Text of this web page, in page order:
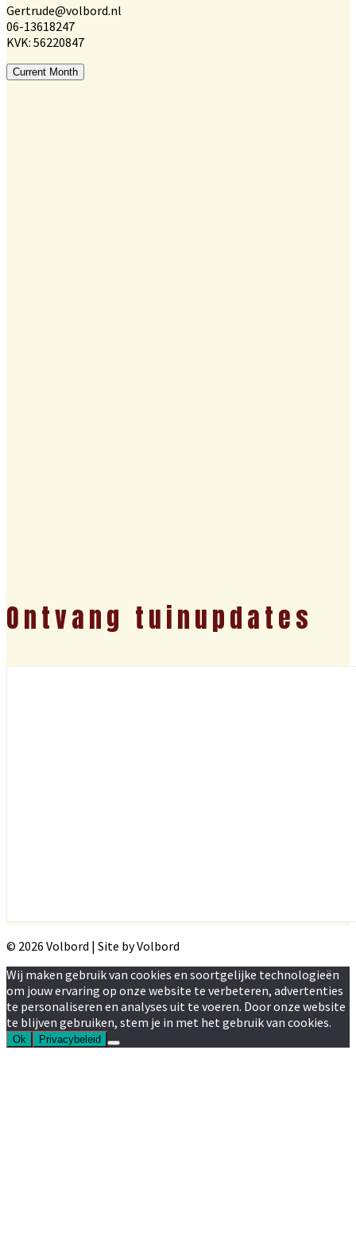
Gertrude@volbord.nl
06-13618247
KVK: 56220847
Current Month
Ontvang tuinupdates
© 2026 Volbord | Site by Volbord
Wij maken gebruik van cookies en soortgelijke technologieën
om jouw ervaring op onze website te verbeteren, advertenties
te personaliseren en analyses uit te voeren. Door onze website
te blijven gebruiken, stem je in met het gebruik van cookies.
Ok Privacybeleid